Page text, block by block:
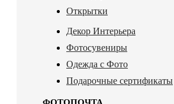
Открытки
Декор Интерьера
Фотосувениры
Одежда с Фото
Подарочные сертификаты